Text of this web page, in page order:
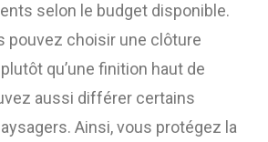
selon le budget disponible.
pouvez choisir une clôture
qu’une finition haut de
aussi différer certains
Ainsi, vous protégez la